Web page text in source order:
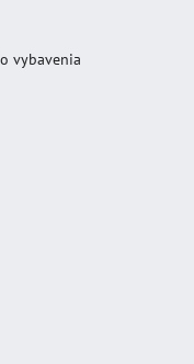
vybavenia